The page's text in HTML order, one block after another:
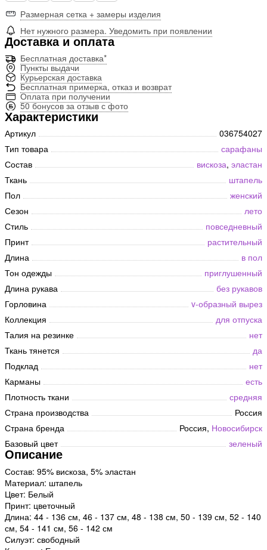
Размерная сетка + замеры изделия
Нет нужного размера. Уведомить при появлении
Доставка и оплата
Бесплатная доставка*
Пункты выдачи
Курьерская доставка
Бесплатная примерка, отказ и возврат
Оплата при получении
50 бонусов за отзыв с фото
Характеристики
Артикул
036754027
Тип товара
сарафаны
Состав
вискоза, эластан
Ткань
штапель
Пол
женский
Сезон
лето
Стиль
повседневный
Принт
растительный
Длина
в пол
Тон одежды
приглушенный
Длина рукава
без рукавов
Горловина
v-образный вырез
Коллекция
для отпуска
Талия на резинке
нет
Ткань тянется
да
Подклад
нет
Карманы
есть
Плотность ткани
средняя
Страна производства
Россия
Страна бренда
Россия, Новосибирск
Базовый цвет
зеленый
Описание
Состав: 95% вискоза, 5% эластан
Материал: штапель
Цвет: Белый
Принт: цветочный
Длина: 44 - 136 см, 46 - 137 см, 48 - 138 см, 50 - 139 см, 52 - 140
см, 54 - 141 см, 56 - 142 см
Силуэт: свободный